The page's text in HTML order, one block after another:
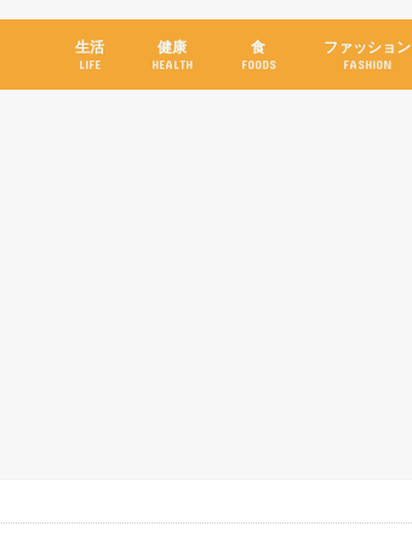
生活
LIFE
健康
HEALTH
食
FOODS
ファッション
FASHION